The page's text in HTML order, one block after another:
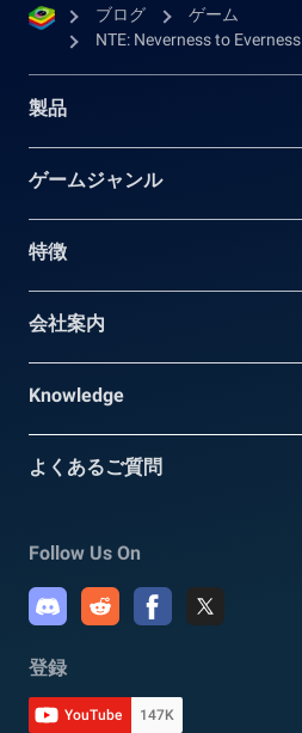
ブログ
ゲーム
NTE: Neverness to Everness
製品
ゲームジャンル
特徴
会社案内
Knowledge
よくあるご質問
Follow Us On
登録
YouTube 147K